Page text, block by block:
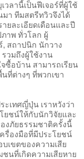
วลานี้เป็นฟีเจอร์ที่ผู้ใช้
มา ทีมสตรีทวิวจึงได้
ยละเอียดเดือนและปี
าพ ทั่วโลก ผู้
, สถาปนิก นักวาง
วมถึงผู้ใช้งาน
ซื้อบ้าน สามารถเรียน
ที่ต่างๆ ที่พวกเขา
เทศญี่ปุ่น เราหวังว่า
ยชน์ให้กับนักวิจัยและ
งภัยธรรมชาติครั้งนี้
ครื่องมือที่มีประโยชน์
เขตของความเสีย
นที่เกิดความเสียหาย